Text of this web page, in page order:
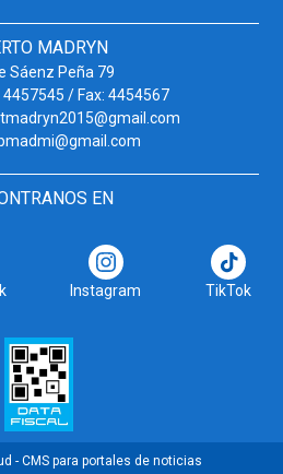
MADRYN
Sáenz Peña 79
4457545 / Fax: 4454567
EN
Instagram TikTok
- CMS para portales de noticias